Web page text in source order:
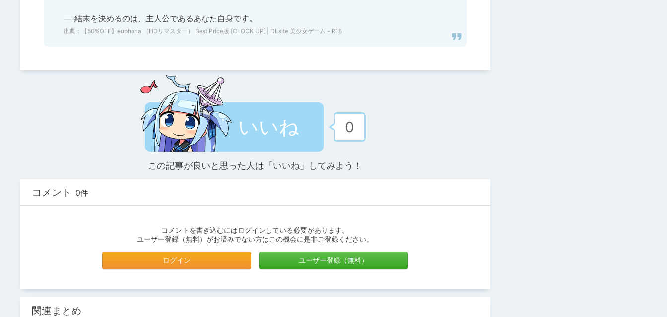
──結末を決めるのは、主人公であるあなた自身です。
出典： 【50%OFF】euphoria （HDリマスター） Best Price版 [CLOCK UP] | DLsite 美少女ゲーム - R18
いいね 0
この記事が良いと思った人は「いいね」してみよう！
コメント 0件
コメントを書き込むにはログインしている必要があります。
ユーザー登録（無料）がお済みでない方はこの機会に是非ご登録ください。
ログイン ユーザー登録（無料）
関連まとめ